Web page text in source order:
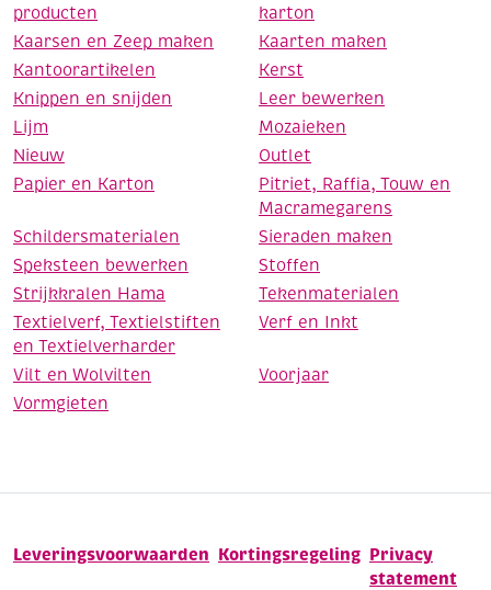
producten
karton
Kaarsen en Zeep maken
Kaarten maken
Kantoorartikelen
Kerst
Knippen en snijden
Leer bewerken
Lijm
Mozaieken
Nieuw
Outlet
Papier en Karton
Pitriet, Raffia, Touw en
Macramegarens
Schildersmaterialen
Sieraden maken
Speksteen bewerken
Stoffen
Strijkkralen Hama
Tekenmaterialen
Textielverf, Textielstiften
en Textielverharder
Verf en Inkt
Vilt en Wolvilten
Voorjaar
Vormgieten
Leveringsvoorwaarden Kortingsregeling Privacy
statement